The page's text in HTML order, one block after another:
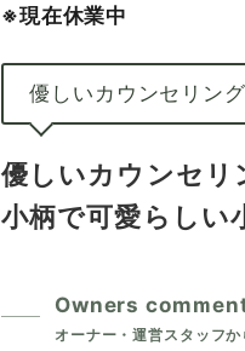
※現在休業中
優しいカウンセリン
優しいカウンセリ
小柄で可愛らしい
Owners